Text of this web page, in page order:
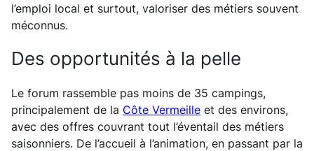
l’emploi local et surtout, valoriser des métiers souvent
méconnus.
Des opportunités à la pelle
Le forum rassemble pas moins de 35 campings,
principalement de la Côte Vermeille et des environs,
avec des offres couvrant tout l’éventail des métiers
saisonniers. De l’accueil à l’animation, en passant par la